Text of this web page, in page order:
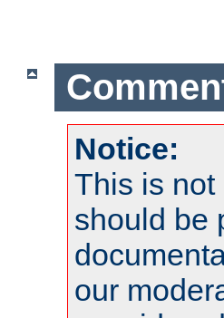
Notice:
This is not
should be
our